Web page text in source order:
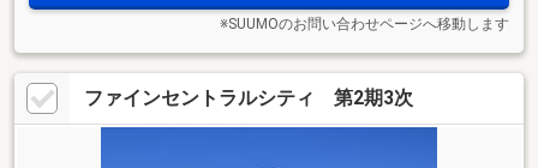
※SUUMOのお問い合わせページへ移動します
ファインセントラルシティ 第2期3次